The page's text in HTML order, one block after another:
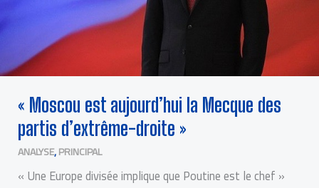
« Moscou est aujourd’hui la Mecque des
partis d’extrême-droite »
ANALYSE,PRINCIPAL
« Une Europe divisée implique que Poutine est le chef »